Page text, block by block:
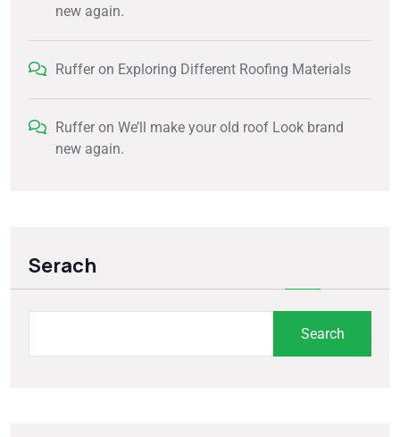
new again.
Ruffer on Exploring Different Roofing Materials
Ruffer on We’ll make your old roof Look brand
new again.
Serach
Search